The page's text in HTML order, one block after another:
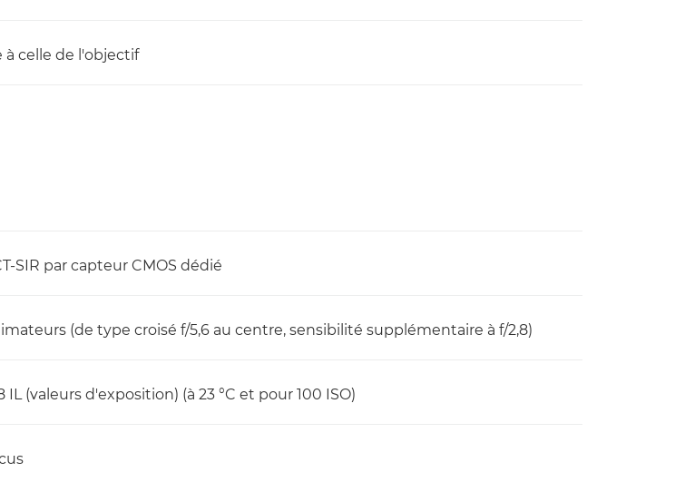
à celle de l'objectif
SIR par capteur CMOS dédié
(de type croisé f/5,6 au centre, sensibilité supplémentaire à f/2,8)
IL (valeurs d'exposition) (à 23 °C et pour 100 ISO)